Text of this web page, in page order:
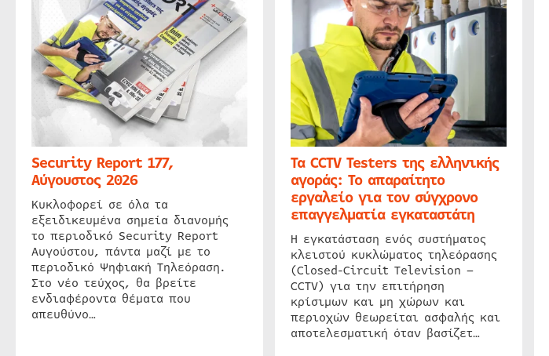
Security Report 177,
Αύγουστος 2026
Κυκλοφορεί σε όλα τα
εξειδικευμένα σημεία διανομής
το περιοδικό Security Report
Αυγούστου, πάντα μαζί με το
περιοδικό Ψηφιακή Τηλεόραση.
Στο νέο τεύχος, θα βρείτε
ενδιαφέροντα θέματα που
απευθύνο…
Τα CCTV Testers της ελληνικής
αγοράς: Το απαραίτητο
εργαλείο για τον σύγχρονο
επαγγελματία εγκαταστάτη
Η εγκατάσταση ενός συστήματος
κλειστού κυκλώματος τηλεόρασης
(Closed-Circuit Television –
CCTV) για την επιτήρηση
κρίσιμων και μη χώρων και
περιοχών θεωρείται ασφαλής και
αποτελεσματική όταν βασίζετ…